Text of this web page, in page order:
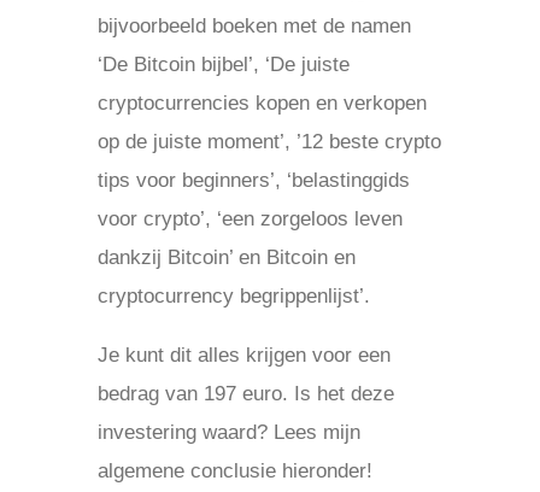
bijvoorbeeld boeken met de namen
‘De Bitcoin bijbel’, ‘De juiste
cryptocurrencies kopen en verkopen
op de juiste moment’, ’12 beste crypto
tips voor beginners’, ‘belastinggids
voor crypto’, ‘een zorgeloos leven
dankzij Bitcoin’ en Bitcoin en
cryptocurrency begrippenlijst’.
Je kunt dit alles krijgen voor een
bedrag van 197 euro. Is het deze
investering waard? Lees mijn
algemene conclusie hieronder!